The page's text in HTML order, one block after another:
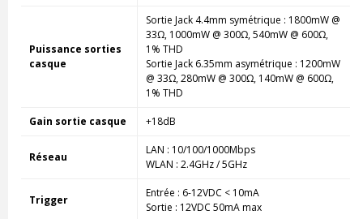
Puissance sorties
casque
Sortie Jack 4.4mm symétrique : 1800mW @
33Ω, 1000mW @ 300Ω, 540mW @ 600Ω,
1% THD
Sortie Jack 6.35mm asymétrique : 1200mW
@ 33Ω, 280mW @ 300Ω, 140mW @ 600Ω,
1% THD
Gain sortie casque +18dB
Réseau
LAN : 10/100/1000Mbps
WLAN : 2.4GHz / 5GHz
Trigger
Entrée : 6-12VDC < 10mA
Sortie : 12VDC 50mA max